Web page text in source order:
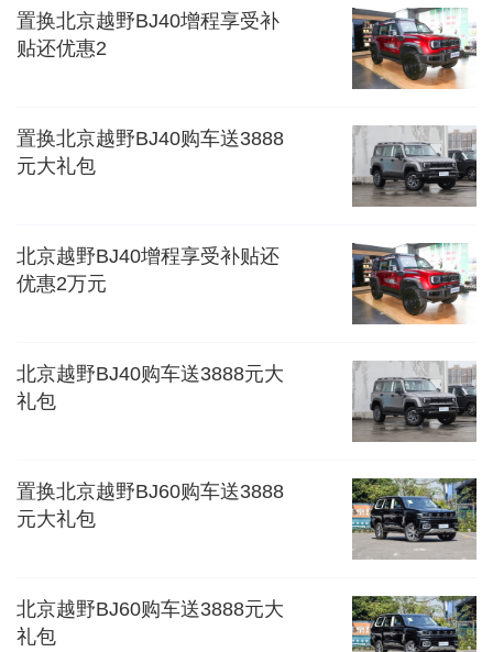
置换北京越野BJ40增程享受补
贴还优惠2
置换北京越野BJ40购车送3888
元大礼包
北京越野BJ40增程享受补贴还
优惠2万元
北京越野BJ40购车送3888元大
礼包
置换北京越野BJ60购车送3888
元大礼包
北京越野BJ60购车送3888元大
礼包